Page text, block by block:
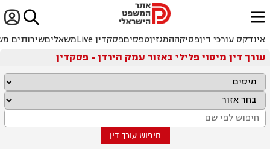

ﱐ
אינדקס עורכי דיןפסיקההמגזיןטפסיםפסקדין Live משאליםשירותים
עורך דין מיסוי פלילי באזור עמק הירדן - פסקדין
חיפוש עורך דין